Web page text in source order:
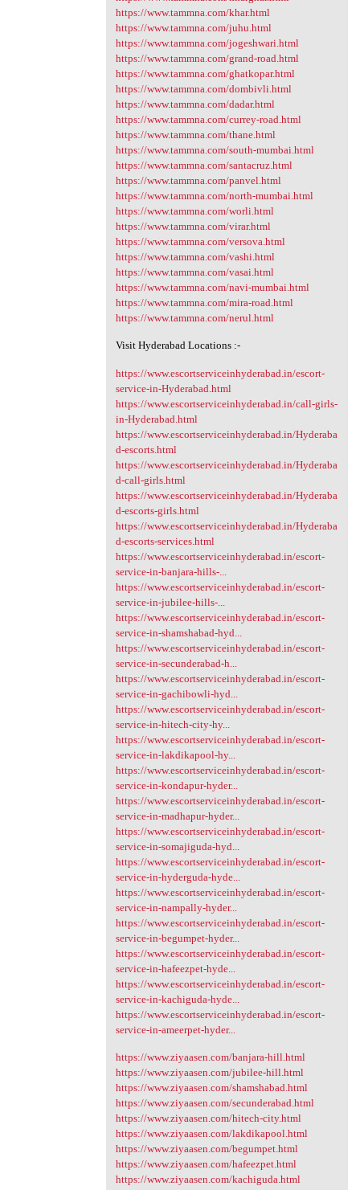
https://www.tammna.com/khar.html
https://www.tammna.com/juhu.html
https://www.tammna.com/jogeshwari.html
https://www.tammna.com/grand-road.html
https://www.tammna.com/ghatkopar.html
https://www.tammna.com/dombivli.html
https://www.tammna.com/dadar.html
https://www.tammna.com/currey-road.html
https://www.tammna.com/thane.html
https://www.tammna.com/south-mumbai.html
https://www.tammna.com/santacruz.html
https://www.tammna.com/panvel.html
https://www.tammna.com/north-mumbai.html
https://www.tammna.com/worli.html
https://www.tammna.com/virar.html
https://www.tammna.com/versova.html
https://www.tammna.com/vashi.html
https://www.tammna.com/vasai.html
https://www.tammna.com/navi-mumbai.html
https://www.tammna.com/mira-road.html
https://www.tammna.com/nerul.html
Visit Hyderabad Locations :-
https://www.escortserviceinhyderabad.in/escort-
service-in-Hyderabad.html
https://www.escortserviceinhyderabad.in/call-girls-
in-Hyderabad.html
https://www.escortserviceinhyderabad.in/Hyderaba
d-escorts.html
https://www.escortserviceinhyderabad.in/Hyderaba
d-call-girls.html
https://www.escortserviceinhyderabad.in/Hyderaba
d-escorts-girls.html
https://www.escortserviceinhyderabad.in/Hyderaba
d-escorts-services.html
https://www.escortserviceinhyderabad.in/escort-
service-in-banjara-hills-...
https://www.escortserviceinhyderabad.in/escort-
service-in-jubilee-hills-...
https://www.escortserviceinhyderabad.in/escort-
service-in-shamshabad-hyd...
https://www.escortserviceinhyderabad.in/escort-
service-in-secunderabad-h...
https://www.escortserviceinhyderabad.in/escort-
service-in-gachibowli-hyd...
https://www.escortserviceinhyderabad.in/escort-
service-in-hitech-city-hy...
https://www.escortserviceinhyderabad.in/escort-
service-in-lakdikapool-hy...
https://www.escortserviceinhyderabad.in/escort-
service-in-kondapur-hyder...
https://www.escortserviceinhyderabad.in/escort-
service-in-madhapur-hyder...
https://www.escortserviceinhyderabad.in/escort-
service-in-somajiguda-hyd...
https://www.escortserviceinhyderabad.in/escort-
service-in-hyderguda-hyde...
https://www.escortserviceinhyderabad.in/escort-
service-in-nampally-hyder...
https://www.escortserviceinhyderabad.in/escort-
service-in-begumpet-hyder...
https://www.escortserviceinhyderabad.in/escort-
service-in-hafeezpet-hyde...
https://www.escortserviceinhyderabad.in/escort-
service-in-kachiguda-hyde...
https://www.escortserviceinhyderabad.in/escort-
service-in-ameerpet-hyder...
https://www.ziyaasen.com/banjara-hill.html
https://www.ziyaasen.com/jubilee-hill.html
https://www.ziyaasen.com/shamshabad.html
https://www.ziyaasen.com/secunderabad.html
https://www.ziyaasen.com/hitech-city.html
https://www.ziyaasen.com/lakdikapool.html
https://www.ziyaasen.com/begumpet.html
https://www.ziyaasen.com/hafeezpet.html
https://www.ziyaasen.com/kachiguda.html